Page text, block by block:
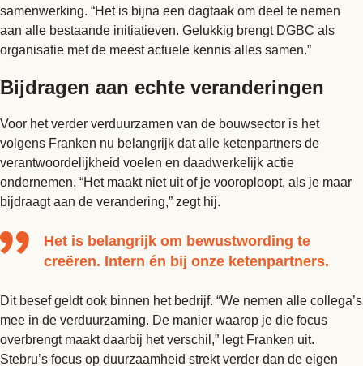
samenwerking. “Het is bijna een dagtaak om deel te nemen
aan alle bestaande initiatieven. Gelukkig brengt DGBC als
organisatie met de meest actuele kennis alles samen.”
Bijdragen aan echte veranderingen
Voor het verder verduurzamen van de bouwsector is het
volgens Franken nu belangrijk dat alle ketenpartners de
verantwoordelijkheid voelen en daadwerkelijk actie
ondernemen. “Het maakt niet uit of je vooroploopt, als je maar
bijdraagt aan de verandering,” zegt hij.
Het is belangrijk om bewustwording te
creëren. Intern én bij onze ketenpartners.
Dit besef geldt ook binnen het bedrijf. “We nemen alle collega’s
mee in de verduurzaming. De manier waarop je die focus
overbrengt maakt daarbij het verschil,” legt Franken uit.
Stebru’s focus op duurzaamheid strekt verder dan de eigen